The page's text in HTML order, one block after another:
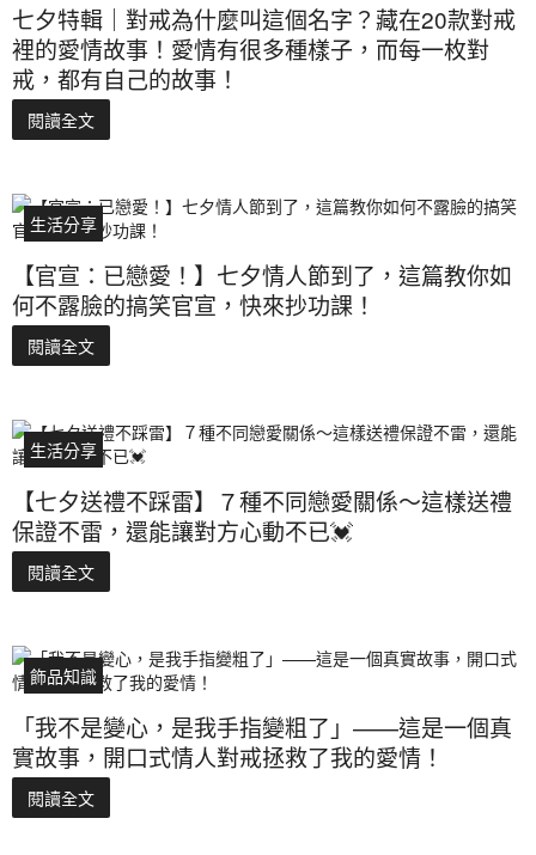
七夕特輯｜對戒為什麼叫這個名字？藏在20款對戒
裡的愛情故事！愛情有很多種樣子，而每一枚對
戒，都有自己的故事！
閱讀全文
生活分享
【官宣：已戀愛！】七夕情人節到了，這篇教你如
何不露臉的搞笑官宣，快來抄功課！
閱讀全文
生活分享
【七夕送禮不踩雷】７種不同戀愛關係～這樣送禮
保證不雷，還能讓對方心動不已💓
閱讀全文
飾品知識
「我不是變心，是我手指變粗了」——這是一個真
實故事，開口式情人對戒拯救了我的愛情！
閱讀全文